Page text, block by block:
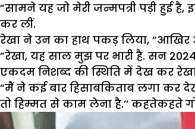
”सामने यह जो मेरी जन्मपत्री पड़ी हुई
कर लीं.
रेखा ने उन का हाथ पकड़ लिया, ”आखिर
”रेखा, यह साल मुझ पर भारी है. सन
एकदम निशब्द की स्थिति में देख कर रेखा
”मैं ने कई बार हिसाबकिताब लगा कर
तो हिम्मत से काम लेना है.’’ कहतेकहते